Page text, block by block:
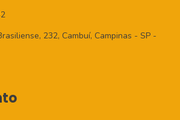
232, Cambuí, Campinas - SP -